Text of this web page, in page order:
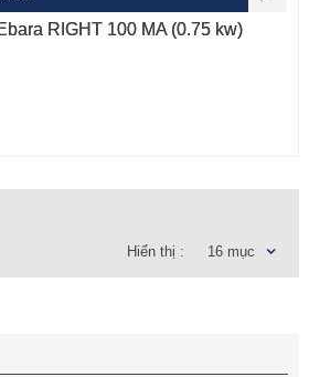
RIGHT 100 MA (0.75 kw)
Hiển thị : 16 mục